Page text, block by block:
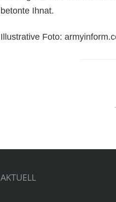
betonte Ihnat.
Illustrative Foto:
AKTUELL